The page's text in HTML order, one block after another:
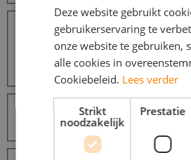
Opleidingsniveaus
Middelbare school417
MBO91
HBO47
Nederlands429
Engels52
Deze website gebruikt
gebruikerservaring te
onze website te gebruiken,
alle cookies in
Cookiebeleid. Lees verder
Strikt
noodzakelijk
Prestatie